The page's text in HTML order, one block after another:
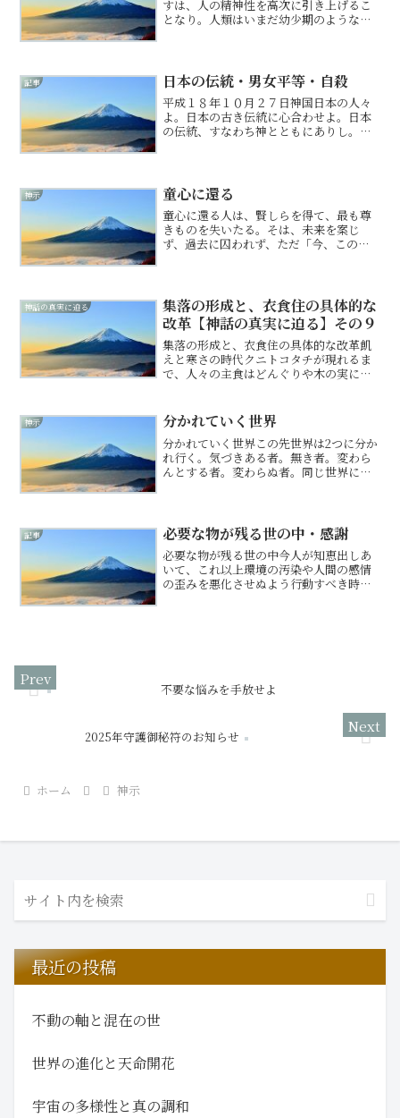
すは、人の精神性を高次に引き上げるこ
となり。人類はいまだ幼少期のようなも
ゆえに起こる事。政の世界...
記事 日本の伝統・男女平等・自殺
平成１８年１０月２７日神国日本の人々
よ。日本の古き伝統に心合わせよ。日本
の伝統、すなわち神とともにありし。皇
い、家を敬い、日本の心を敬い...
神示 童心に還る
童心に還る人は、賢しらを得て、最も尊
きものを失いたる。そは、未来を案じ
ず、過去に囚われず、ただ「今、この瞬
りし、重き荷物を一度下ろし...
神話の真実に迫る
集落の形成と、衣食住の具体的な
改革【神話の真実に迫る】その９
集落の形成と、衣食住の具体的な改革飢
えと寒さの時代クニトコタチが現れるま
で、人々の主食はどんぐりや木の実に頼
かげをそのまま利用するか、地面を掘っ
ただけの粗末な竪穴で、雨...
神示 分かれていく世界
分かれていく世界この先世界は2つに分か
れ行く。気づきある者。無き者。変わら
んとする者。変わらぬ者。同じ世界に存
全に分かれ、交わる事...
記事 必要な物が残る世の中・感謝
必要な物が残る世の中今人が知恵出しあ
いて、これ以上環境の汚染や人間の感情
の歪みを悪化させぬよう行動すべき時な
不要な悩みを手放せよ
2025年守護御秘符のお知らせ
ホーム 神示
最近の投稿
不動の軸と混在の世
世界の進化と天命開花
宇宙の多様性と真の調和